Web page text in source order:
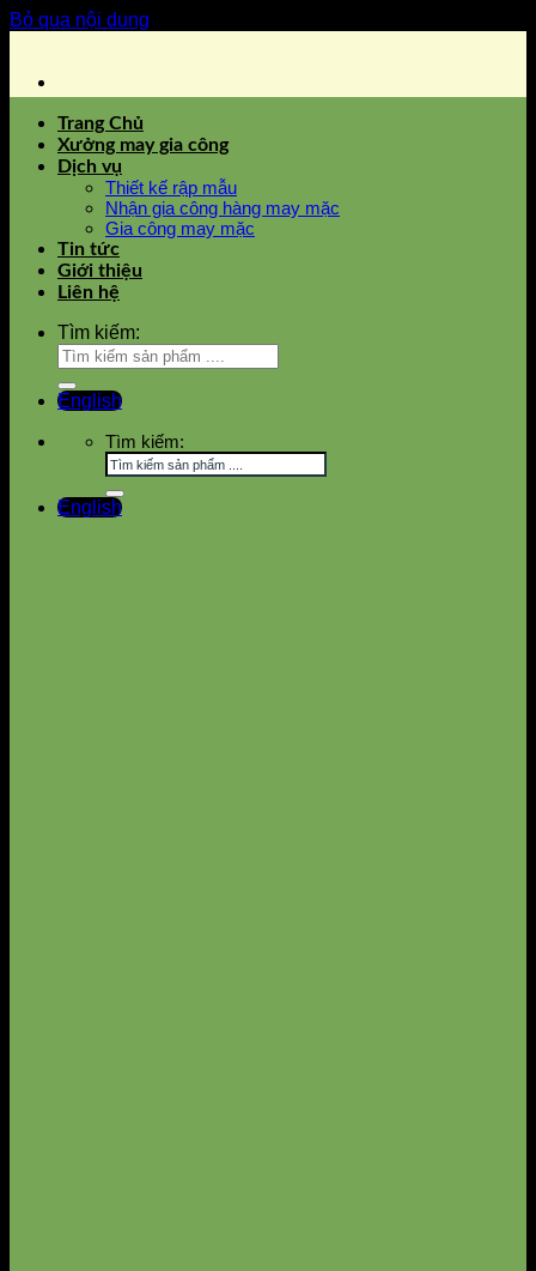
Bỏ qua nội dung
Trang Chủ
Xưởng may gia công
Dịch vụ
Thiết kế rập mẫu
Nhận gia công hàng may mặc
Gia công may mặc
Tin tức
Giới thiệu
Liên hệ
Tìm kiếm:
English
Tìm kiếm:
English